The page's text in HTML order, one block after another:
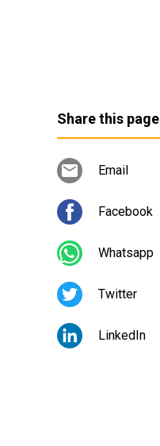
Share this page
Email
Facebook
Whatsapp
Twitter
LinkedIn